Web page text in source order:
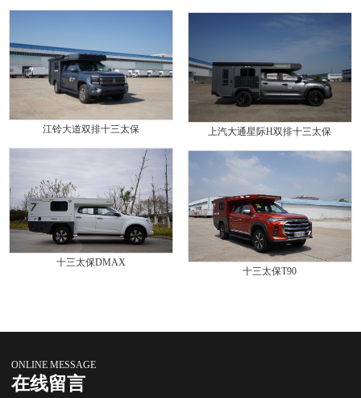
江铃大道双排十三太保 上汽大通星际H双排十三太保
十三太保DMAX
十三太保T90
ONLINE MESSAGE
在线留言